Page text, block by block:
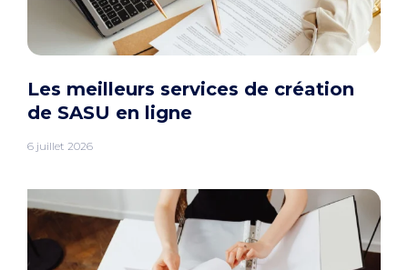
Les meilleurs services de création
de SASU en ligne
6 juillet 2026